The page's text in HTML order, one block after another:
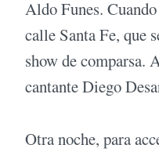
Aldo Funes.
calle Santa Fe, que
show de comparsa.
cantante Diego
Otra noche, para